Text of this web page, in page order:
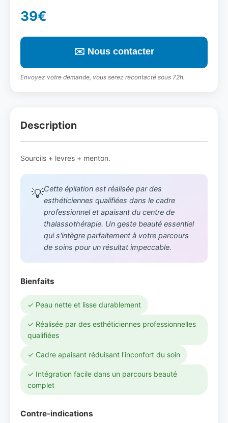
39€
✉️ Nous contacter
Envoyez votre demande, vous serez recontacté sous 72h.
Description
Sourcils + levres + menton.
💡Cette épilation est réalisée par des
esthéticiennes qualifiées dans le cadre
professionnel et apaisant du centre de
thalassothérapie. Un geste beauté essentiel
qui s'intègre parfaitement à votre parcours
de soins pour un résultat impeccable.
Bienfaits
✓ Peau nette et lisse durablement
✓ Réalisée par des esthéticiennes professionnelles
qualifiées
✓ Cadre apaisant réduisant l'inconfort du soin
✓ Intégration facile dans un parcours beauté
complet
Contre-indications